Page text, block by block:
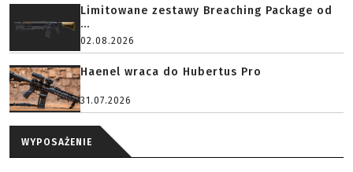
Limitowane zestawy Breaching Package od
...
02.08.2026
Haenel wraca do Hubertus Pro
31.07.2026
WYPOSAŻENIE